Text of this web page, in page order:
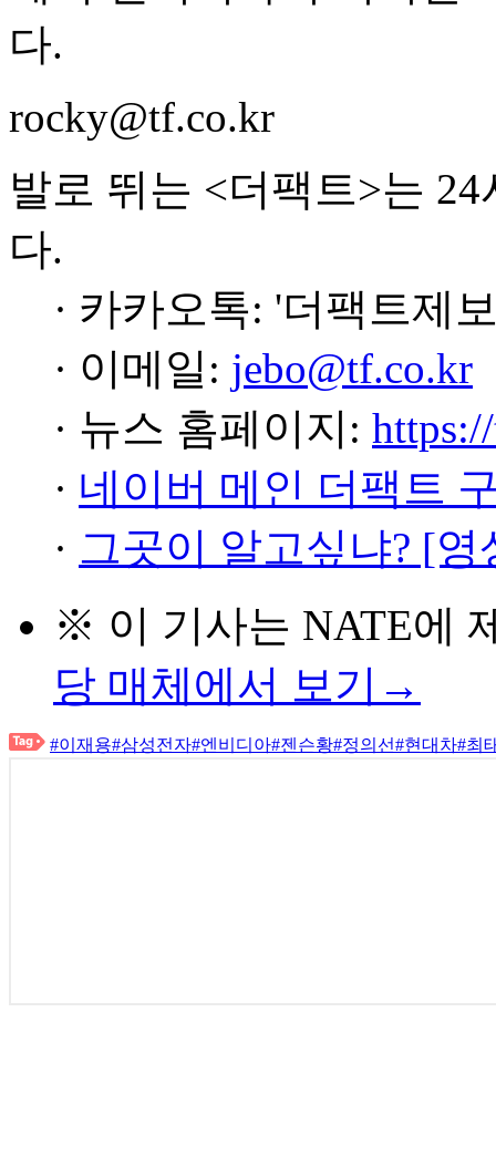
다.
rocky@tf.co.kr
발로 뛰는 <더팩트>는
다.
· 카카오톡: '더팩트제
· 이메일: jebo@tf.co.kr
· 뉴스 홈페이지:
· 네이버 메인 더팩트
· 그곳이 알고싶냐? [
※ 이 기사는 NATE에
당 매체에서 보기→
#이재용#삼성전자#엔비디아#젠슨황#정의선#현대차#최